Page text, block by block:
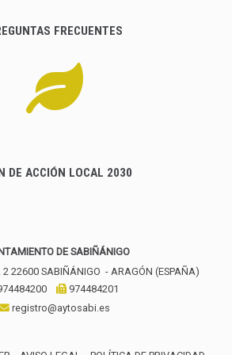
FRECUENTES
DE ACCIÓN LOCAL 2030
DE SABIÑÁNIGO
2 22600 SABIÑÁNIGO - ARAGÓN (ESPAÑA)
974484201
registro@aytosabi.es